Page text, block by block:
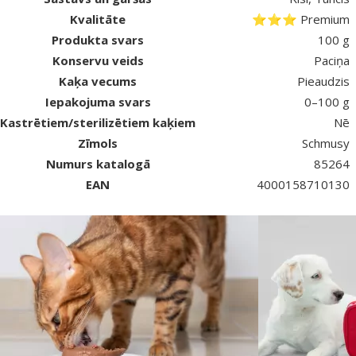
Kvalitāte
⭐⭐⭐ Premium
Produkta svars
100 g
Konservu veids
Paciņa
Kaķa vecums
Pieaudzis
Iepakojuma svars
0–100 g
Kastrētiem/sterilizētiem kaķiem
Nē
Zīmols
Schmusy
Numurs katalogā
85264
EAN
4000158710130